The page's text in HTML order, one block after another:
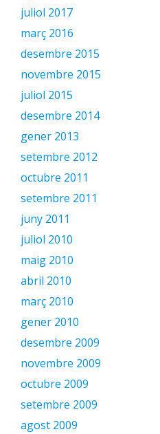
juliol 2017
març 2016
desembre 2015
novembre 2015
juliol 2015
desembre 2014
gener 2013
setembre 2012
octubre 2011
setembre 2011
juny 2011
juliol 2010
maig 2010
abril 2010
març 2010
gener 2010
desembre 2009
novembre 2009
octubre 2009
setembre 2009
agost 2009